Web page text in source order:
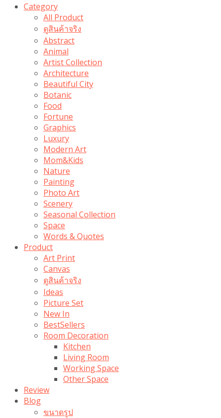
Category
All Product
ดูสินค้าจริง
Abstract
Animal
Artist Collection
Architecture
Beautiful City
Botanic
Food
Fortune
Graphics
Luxury
Modern Art
Mom&Kids
Nature
Painting
Photo Art
Scenery
Seasonal Collection
Space
Words & Quotes
Product
Art Print
Canvas
ดูสินค้าจริง
Ideas
Picture Set
New In
BestSellers
Room Decoration
Kitchen
Living Room
Working Space
Other Space
Review
Blog
ขนาดรูป